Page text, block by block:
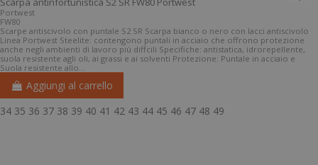
Portwest
FW80
Scarpe antiscivolo con puntale S2 SR Scarpa bianco o nero con lacci antiscivolo
Linea Portwest Steelite: contengono puntali in acciaio che offrono protezione
anche negli ambienti di lavoro più diffcili Specifiche: antistatica, idrorepellente,
suola resistente agli oli, ai grassi e ai solventi Protezione: Puntale in acciaio e
Suola resistente allo...
Aggiungi al carrello
34 35 36 37 38 39 40 41 42 43 44 45 46 47 48 49